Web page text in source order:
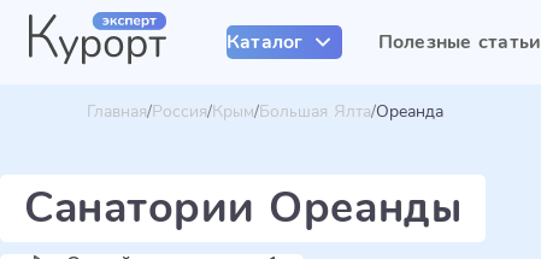
Каталог Полезные статьи
Главная Россия Крым Большая Ялта Ореанда
Санатории Ореанды